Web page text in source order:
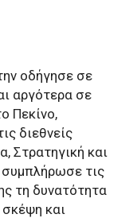
οδήγησε σε
αργότερα σε
Πεκίνο,
διεθνείς
Στρατηγική και
τις
τη δυνατότητα
και